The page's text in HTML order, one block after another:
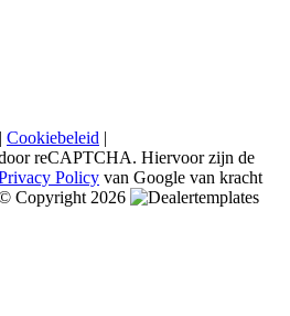
Cookiebeleid |
reCAPTCHA. Hiervoor zijn de
Policy van Google van kracht
Copyright 2026